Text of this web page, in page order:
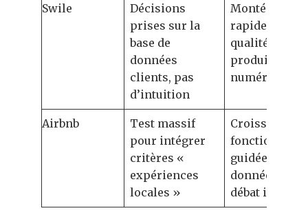
Swile
Décisions
prises sur la
base de
données
clients, pas
d’intuition
Montée
rapide en
qualité des
produits
numériques
Airbnb
Test massif
pour intégrer
critères «
expériences
locales »
Croissance
fonctionnelle
guidée par la
donnée sans
débat inutile